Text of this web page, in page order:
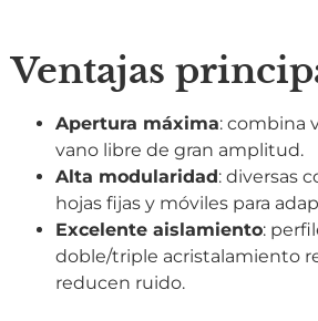
Ventajas
Apertura máxima: combina
vano libre de gran amplitud.
Alta modularidad: diversas
hojas fijas y móviles para
Excelente aislamiento:
doble/triple acristalamiento
reducen ruido.